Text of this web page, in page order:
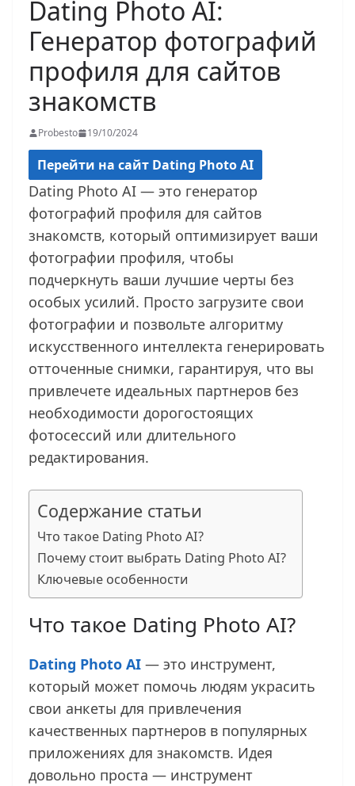
Dating Photo AI:
Генератор фотографий
профиля для сайтов
знакомств
Probesto 19/10/2024
Перейти на сайт Dating Photo AI
Dating Photo AI — это генератор
фотографий профиля для сайтов
знакомств, который оптимизирует ваши
фотографии профиля, чтобы
подчеркнуть ваши лучшие черты без
особых усилий. Просто загрузите свои
фотографии и позвольте алгоритму
искусственного интеллекта генерировать
отточенные снимки, гарантируя, что вы
привлечете идеальных партнеров без
необходимости дорогостоящих
фотосессий или длительного
редактирования.
Содержание статьи
Что такое Dating Photo AI?
Почему стоит выбрать Dating Photo AI?
Ключевые особенности
Что такое Dating Photo AI?
Dating Photo AI — это инструмент,
который может помочь людям украсить
свои анкеты для привлечения
качественных партнеров в популярных
приложениях для знакомств. Идея
довольно проста — инструмент